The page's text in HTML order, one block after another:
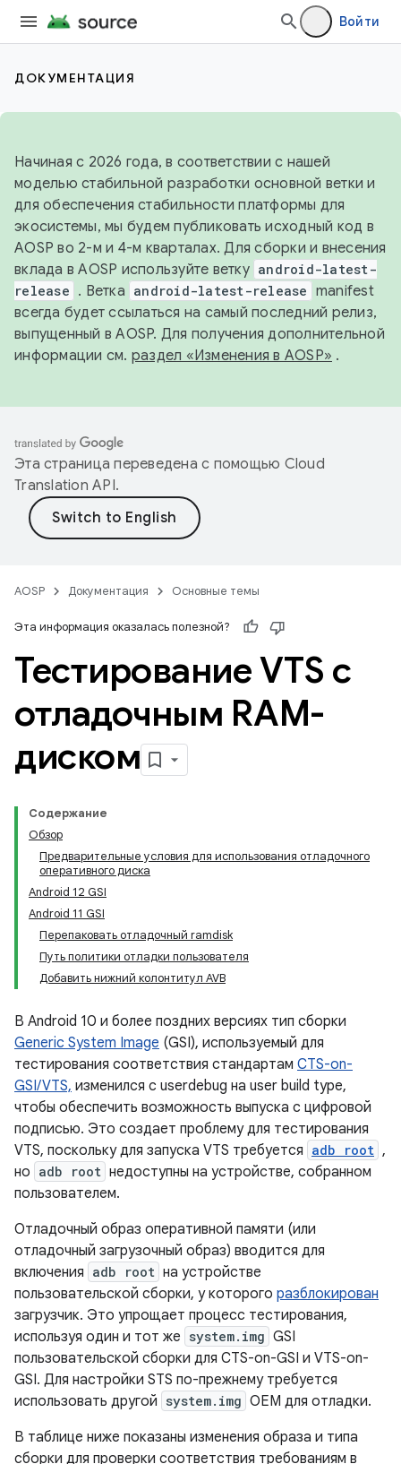
Войти
ДОКУМЕНТАЦИЯ
Начиная с 2026 года, в соответствии с нашей
моделью стабильной разработки основной ветки и
для обеспечения стабильности платформы для
экосистемы, мы будем публиковать исходный код в
AOSP во 2-м и 4-м кварталах. Для сборки и внесения
вклада в AOSP используйте ветку android-latest-
release . Ветка android-latest-release manifest
всегда будет ссылаться на самый последний релиз,
выпущенный в AOSP. Для получения дополнительной
информации см. раздел «Изменения в AOSP» .
Эта страница переведена с помощью Cloud
Translation API.
AOSP Документация Основные темы
Эта информация оказалась полезной?
Тестирование VTS с
отладочным RAM-
диском
Содержание
Обзор
Предварительные условия для использования отладочного
оперативного диска
Android 12 GSI
Android 11 GSI
Перепаковать отладочный ramdisk
Путь политики отладки пользователя
Добавить нижний колонтитул AVB
В Android 10 и более поздних версиях тип сборки
Generic System Image (GSI), используемый для
тестирования соответствия стандартам CTS-on-
GSI/VTS, изменился с userdebug на user build type,
чтобы обеспечить возможность выпуска с цифровой
подписью. Это создает проблему для тестирования
VTS, поскольку для запуска VTS требуется adb root ,
но adb root недоступны на устройстве, собранном
пользователем.
Отладочный образ оперативной памяти (или
отладочный загрузочный образ) вводится для
включения adb root на устройстве
пользовательской сборки, у которого разблокирован
загрузчик. Это упрощает процесс тестирования,
используя один и тот же system.img GSI
пользовательской сборки для CTS-on-GSI и VTS-on-
GSI. Для настройки STS по-прежнему требуется
использовать другой system.img OEM для отладки.
В таблице ниже показаны изменения образа и типа
сборки для проверки соответствия требованиям в